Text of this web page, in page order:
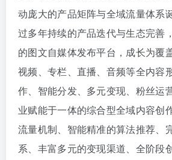
动庞大的产品矩阵与全域流量体系
过多年持续的产品迭代与生态完善
的图文自媒体发布平台，成长为覆
视频、专栏、直播、音频等全内容
作、智能分发、多元变现、粉丝运
业赋能于一体的综合型全域内容创
流量机制、智能精准的算法推荐、
系、丰富多元的变现渠道、全阶段